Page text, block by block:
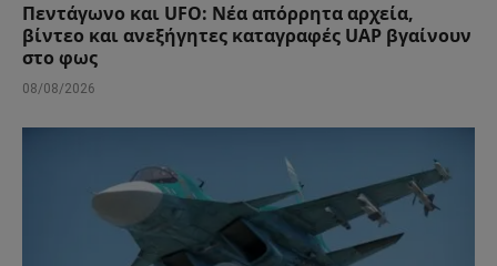
Πεντάγωνο και UFO: Νέα απόρρητα αρχεία,
βίντεο και ανεξήγητες καταγραφές UAP βγαίνουν
στο φως
08/08/2026